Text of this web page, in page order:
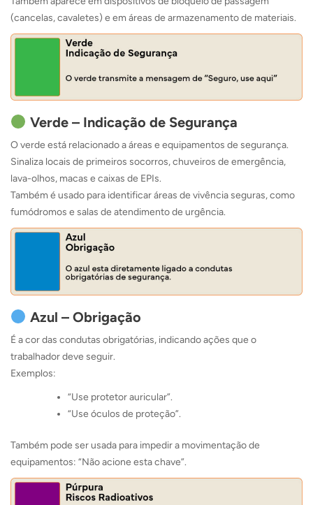
(cancelas, cavaletes) e em áreas de armazenamento de materiais.
Verde – Indicação de Segurança
O verde está relacionado a áreas e equipamentos de segurança.
Sinaliza locais de primeiros socorros, chuveiros de emergência,
lava-olhos, macas e caixas de EPIs.
Também é usado para identificar áreas de vivência seguras, como
fumódromos e salas de atendimento de urgência.
Azul – Obrigação
É a cor das condutas obrigatórias, indicando ações que o
trabalhador deve seguir.
Exemplos:
“Use protetor auricular”.
“Use óculos de proteção”.
Também pode ser usada para impedir a movimentação de
equipamentos: “Não acione esta chave”.